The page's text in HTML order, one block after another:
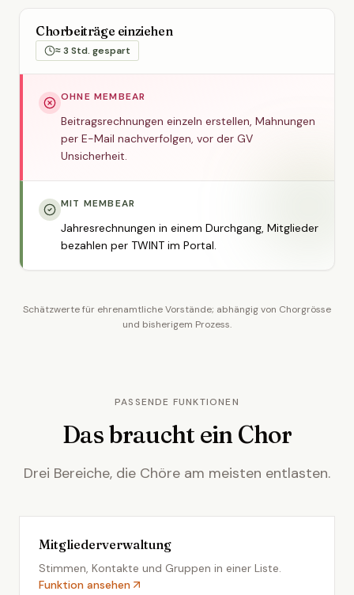
Chorbeiträge einziehen
≈ 3 Std. gespart
OHNE MEMBEAR
Beitragsrechnungen einzeln erstellen, Mahnungen
per E-Mail nachverfolgen, vor der GV
Unsicherheit.
MIT MEMBEAR
Jahresrechnungen in einem Durchgang, Mitglieder
bezahlen per TWINT im Portal.
Schätzwerte für ehrenamtliche Vorstände; abhängig von Chorgrösse
und bisherigem Prozess.
PASSENDE FUNKTIONEN
Das braucht ein Chor
Drei Bereiche, die Chöre am meisten entlasten.
Mitgliederverwaltung
Stimmen, Kontakte und Gruppen in einer Liste.
Funktion ansehen